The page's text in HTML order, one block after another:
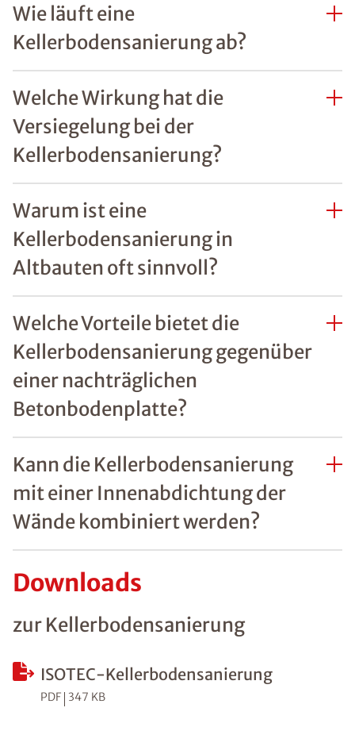
Wie läuft eine
Kellerbodensanierung ab?
Welche Wirkung hat die
Versiegelung bei der
Kellerbodensanierung?
Warum ist eine
Kellerbodensanierung in
Altbauten oft sinnvoll?
Welche Vorteile bietet die
Kellerbodensanierung gegenüber
einer nachträglichen
Betonbodenplatte?
Kann die Kellerbodensanierung
mit einer Innenabdichtung der
Wände kombiniert werden?
Downloads
zur Kellerbodensanierung
ISOTEC-Kellerbodensanierung
PDF 347 KB